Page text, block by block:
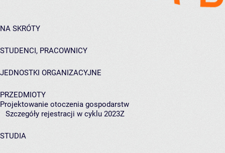
NA SKRÓTY
STUDENCI, PRACOWNICY
JEDNOSTKI ORGANIZACYJNE
PRZEDMIOTY
Projektowanie otoczenia gospodarstw
Szczegóły rejestracji w cyklu 2023Z
STUDIA